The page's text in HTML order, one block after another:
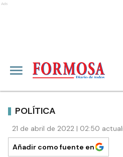
Ads
POLÍTICA
21 de abril de 2022 | 02:50
Añadir como fuente en